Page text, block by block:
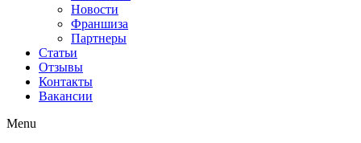
Новости
Франшиза
Партнеры
Статьи
Отзывы
Контакты
Вакансии
Menu